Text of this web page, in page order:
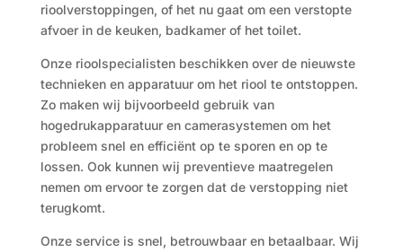
rioolverstoppingen, of het nu gaat om een verstopte
afvoer in de keuken, badkamer of het toilet.
Onze rioolspecialisten beschikken over de nieuwste
technieken en apparatuur om het riool te ontstoppen.
Zo maken wij bijvoorbeeld gebruik van
hogedrukapparatuur en camerasystemen om het
probleem snel en efficiënt op te sporen en op te
lossen. Ook kunnen wij preventieve maatregelen
nemen om ervoor te zorgen dat de verstopping niet
terugkomt.
Onze service is snel, betrouwbaar en betaalbaar. Wij